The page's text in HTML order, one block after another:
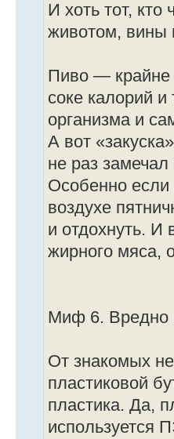
И хоть тот, кто
животом, вины
Пиво — крайне
соке калорий
организма и
А вот
не раз замечал
Особенно если
воздухе
и отдохнуть.
жирного мяса,
Миф 6. Вредно
От знакомых
пластиковой
пластика. Да,
используется